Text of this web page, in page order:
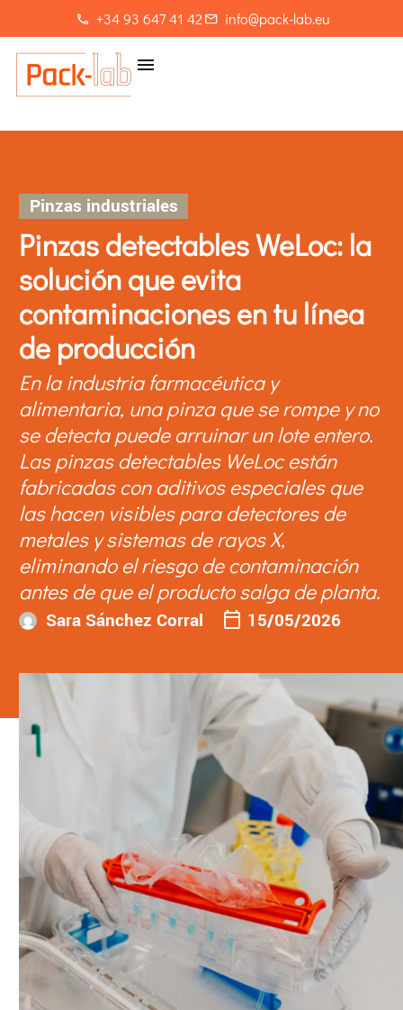
+34 93 647 41 42 info@pack-lab.eu
Pinzas industriales
Pinzas detectables WeLoc: la
solución que evita
contaminaciones en tu línea
de producción
En la industria farmacéutica y
alimentaria, una pinza que se rompe y no
se detecta puede arruinar un lote entero.
Las pinzas detectables WeLoc están
fabricadas con aditivos especiales que
las hacen visibles para detectores de
metales y sistemas de rayos X,
eliminando el riesgo de contaminación
antes de que el producto salga de planta.
Sara Sánchez Corral 15/05/2026